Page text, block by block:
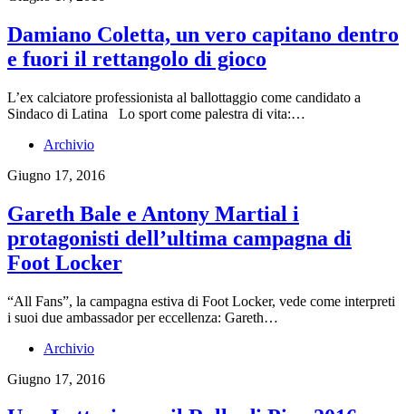
Damiano Coletta, un vero capitano dentro
e fuori il rettangolo di gioco
L’ex calciatore professionista al ballottaggio come candidato a
Sindaco di Latina Lo sport come palestra di vita:…
Archivio
Giugno 17, 2016
Gareth Bale e Antony Martial i
protagonisti dell’ultima campagna di
Foot Locker
“All Fans”, la campagna estiva di Foot Locker, vede come interpreti
i suoi due ambassador per eccellenza: Gareth…
Archivio
Giugno 17, 2016